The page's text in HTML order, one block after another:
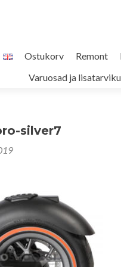
Ostukorv Remont
Varuosad ja
silver7